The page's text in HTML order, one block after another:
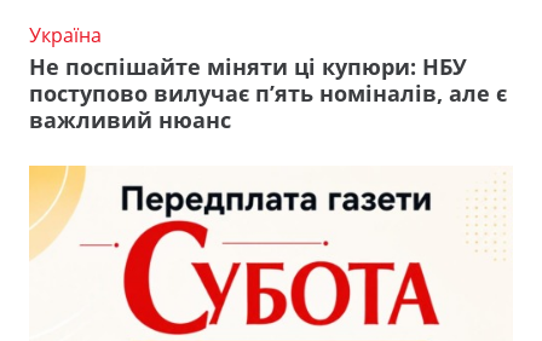
Україна
Не поспішайте міняти ці купюри: НБУ
поступово вилучає п’ять номіналів, але є
важливий нюанс